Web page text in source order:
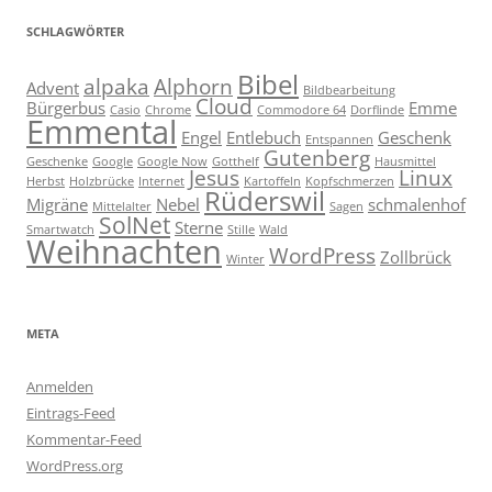
SCHLAGWÖRTER
Advent alpaka Alphorn Bibel Bildbearbeitung
Bürgerbus Casio Chrome Cloud Commodore 64 Dorflinde Emme
Emmental Engel Entlebuch Entspannen Geschenk
Geschenke Google Google Now Gotthelf Gutenberg Hausmittel
Herbst Holzbrücke Internet Jesus Kartoffeln Kopfschmerzen Linux
Migräne Mittelalter Nebel Rüderswil Sagen schmalenhof
Smartwatch SolNet Sterne Stille Wald
Weihnachten Winter WordPress Zollbrück
META
Anmelden
Eintrags-Feed
Kommentar-Feed
WordPress.org